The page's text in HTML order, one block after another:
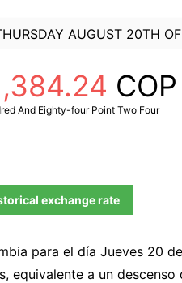
AUGUST 20TH
COP
And Eighty-four Point Two Four
exchange rate
para el día Jueves 20 de
equivalente a un descenso